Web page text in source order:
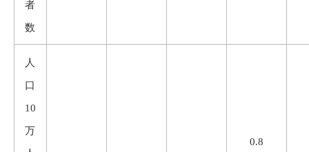
者
数
人
口
10
万
0.8